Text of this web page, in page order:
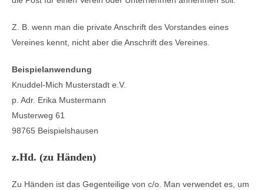
Z. B. wenn man die private Anschrift des Vorstandes eines
Vereines kennt, nicht aber die Anschrift des Vereines.
Beispielanwendung
Knuddel-Mich Musterstadt e.V.
p. Adr. Erika Mustermann
Musterweg 61
98765 Beispielshausen
z.Hd. (zu Händen)
Zu Händen ist das Gegenteilige von c/o. Man verwendet es, um